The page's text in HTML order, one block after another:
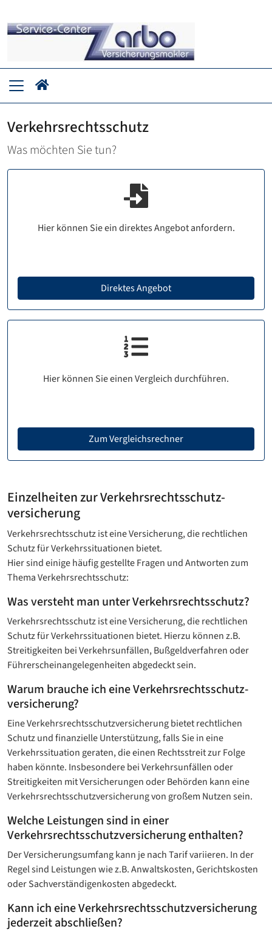
Verkehrsrechtsschutz
Was möchten Sie tun?
Hier können Sie ein direktes Angebot anfordern.
Direktes Angebot
Hier können Sie einen Vergleich durchführen.
Zum Vergleichsrechner
Einzelheiten zur Verkehrsrechtsschutz­
versicherung
Verkehrsrechtsschutz ist eine Versicherung, die rechtlichen
Schutz für Verkehrssituationen bietet.
Hier sind einige häufig gestellte Fragen und Antworten zum
Thema Verkehrsrechtsschutz:
Was versteht man unter Verkehrsrechtsschutz?
Verkehrsrechtsschutz ist eine Versicherung, die rechtlichen
Schutz für Verkehrssituationen bietet. Hierzu können z.B.
Streitigkeiten bei Verkehrsunfällen, Bußgeldverfahren oder
Führerscheinangelegenheiten abgedeckt sein.
Warum brauche ich eine Verkehrsrechtsschutz­
versicherung?
Eine Verkehrsrechtsschutz­versicherung bietet rechtlichen
Schutz und finanzielle Unterstützung, falls Sie in eine
Verkehrssituation geraten, die einen Rechtsstreit zur Folge
haben könnte. Insbesondere bei Verkehrsunfällen oder
Streitigkeiten mit Versicherungen oder Behörden kann eine
Verkehrsrechtsschutzversicherung von großem Nutzen sein.
Welche Leistungen sind in einer
Verkehrsrechtsschutz­versicherung enthalten?
Der Versicherungsumfang kann je nach Tarif variieren. In der
Regel sind Leistungen wie z.B. Anwaltskosten, Gerichtskosten
oder Sachverständigenkosten abgedeckt.
Kann ich eine Verkehrsrechtsschutz­versicherung
jederzeit abschließen?